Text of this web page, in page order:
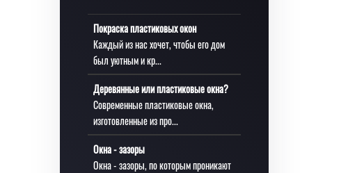
Покраска пластиковых окон
Каждый из нас хочет, чтобы его дом
был уютным и кр...
Деревянные или пластиковые окна?
Современные пластиковые окна,
изготовленные из про...
Окна - зазоры
Окна - зазоры, по которым проникают